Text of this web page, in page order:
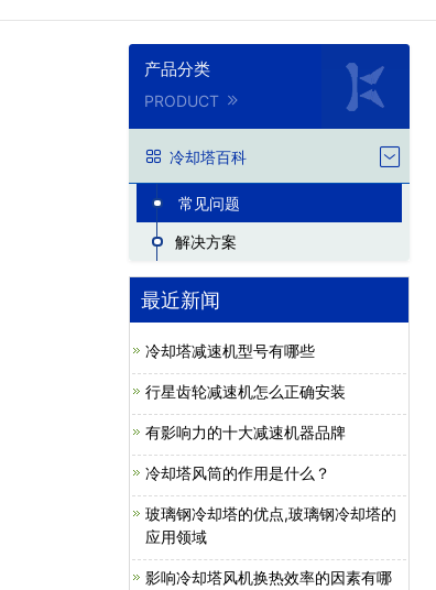
产品分类
PRODUCT
冷却塔百科
常见问题
解决方案
最近新闻
冷却塔减速机型号有哪些
行星齿轮减速机怎么正确安装
有影响力的十大减速机器品牌
冷却塔风筒的作用是什么？
玻璃钢冷却塔的优点,玻璃钢冷却塔的
应用领域
影响冷却塔风机换热效率的因素有哪